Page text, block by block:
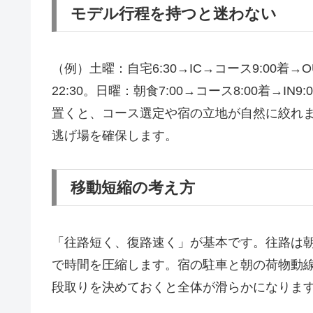
モデル行程を持つと迷わない
（例）土曜：自宅6:30→IC→コース9:00着
22:30。日曜：朝食7:00→コース8:00着
置くと、コース選定や宿の立地が自然に絞れ
逃げ場を確保します。
移動短縮の考え方
「往路短く、復路速く」が基本です。往路
で時間を圧縮します。宿の駐車と朝の荷物動
段取りを決めておくと全体が滑らかになりま